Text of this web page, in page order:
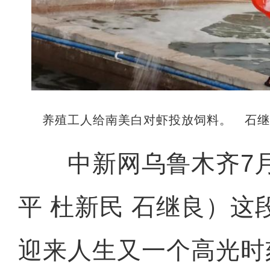
养殖工人给南美白对虾投放饲料。 石
中新网乌鲁木齐7
平 杜新民 石继良）这
迎来人生又一个高光